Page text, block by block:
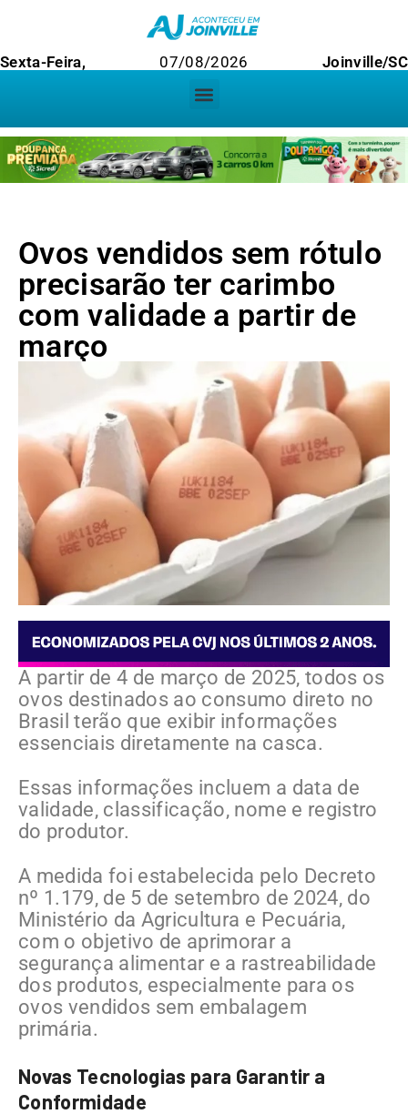
Sexta-Feira, 07/08/2026 Joinville/SC
Ovos vendidos sem rótulo
precisarão ter carimbo
com validade a partir de
março
A partir de 4 de março de 2025, todos os
ovos destinados ao consumo direto no
Brasil terão que exibir informações
essenciais diretamente na casca.
Essas informações incluem a data de
validade, classificação, nome e registro
do produtor.
A medida foi estabelecida pelo Decreto
nº 1.179, de 5 de setembro de 2024, do
Ministério da Agricultura e Pecuária,
com o objetivo de aprimorar a
segurança alimentar e a rastreabilidade
dos produtos, especialmente para os
ovos vendidos sem embalagem
primária.
Novas Tecnologias para Garantir a
Conformidade